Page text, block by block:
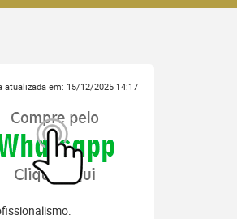
atualizada em: 15/12/2025 14:17